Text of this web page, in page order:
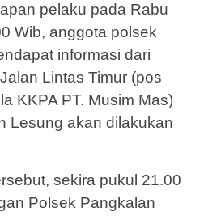
pelaku pada Rabu
Wib, anggota polsek
informasi dari
Lintas Timur (pos
KKPA PT. Musim Mas)
Lesung akan dilakukan
sekira pukul 21.00
Polsek Pangkalan